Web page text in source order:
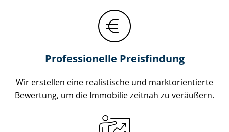
Professionelle Preisfindung
Wir erstellen eine realistische und markt­ori­en­tier­te
Bewertung, um die Immobilie zeitnah zu veräußern.